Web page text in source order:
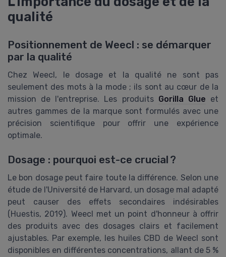
qualité
Positionnement de Weecl : se démarquer
par la qualité
Chez Weecl, le dosage et la qualité ne sont pas
seulement des mots à la mode ; ils sont au cœur de la
mission de l'entreprise. Les produits Gorilla Glue et
autres gammes de la marque sont formulés avec une
précision scientifique pour offrir une expérience
optimale.
Dosage : pourquoi est-ce crucial ?
Le bon dosage peut faire toute la différence. Selon une
étude de l'Université de Harvard, un dosage mal adapté
peut causer des effets secondaires indésirables
(Huestis, 2019). Weecl met un point d'honneur à offrir
des produits avec des dosages clairs et facilement
ajustables. Par exemple, les huiles CBD de Weecl sont
disponibles en différentes concentrations, allant de 5 %